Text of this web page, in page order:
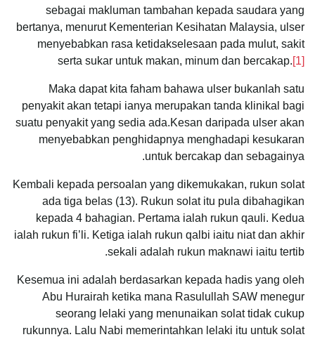
sebagai makluman tambahan kepada saudara yang
bertanya, menurut Kementerian Kesihatan Malaysia, ulser
menyebabkan rasa ketidakselesaan pada mulut, sakit
serta sukar untuk makan, minum dan bercakap.[1]
Maka dapat kita faham bahawa ulser bukanlah satu
penyakit akan tetapi ianya merupakan tanda klinikal bagi
suatu penyakit yang sedia ada.Kesan daripada ulser akan
menyebabkan penghidapnya menghadapi kesukaran
untuk bercakap dan sebagainya.
Kembali kepada persoalan yang dikemukakan, rukun solat
ada tiga belas (13). Rukun solat itu pula dibahagikan
kepada 4 bahagian. Pertama ialah rukun qauli. Kedua
ialah rukun fi’li. Ketiga ialah rukun qalbi iaitu niat dan akhir
sekali adalah rukun maknawi iaitu tertib.
Kesemua ini adalah berdasarkan kepada hadis yang oleh
Abu Hurairah ketika mana Rasulullah SAW menegur
seorang lelaki yang menunaikan solat tidak cukup
rukunnya. Lalu Nabi memerintahkan lelaki itu untuk solat